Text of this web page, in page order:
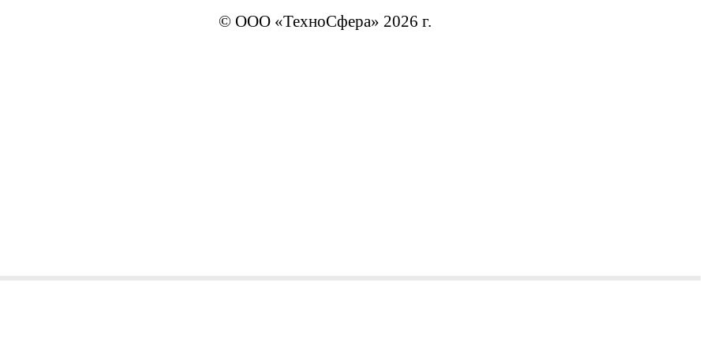
© ООО «ТехноСфера» 2026 г.